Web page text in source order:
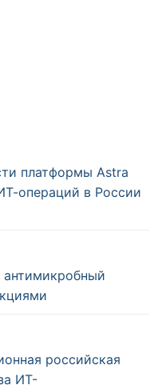
платформы Astra
операций в России
антимикробный
российская
ИТ-